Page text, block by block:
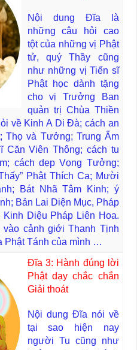
Nội dung Đĩa là
những câu hỏi cao
tột của những vị Phật
tử, quý Thầy cũng
như những vị Tiến sĩ
Phật học dành tặng
cho vị Trưởng Ban
quản trị Chùa Thiền
về Kinh A Di Đà; cách an
Thọ và Tưởng; Trung Ấm
Căn Viên Thông; cách tu
cách dẹp Vọng Tưởng;
Phật Thích Ca; Mười
Bát Nhã Tâm Kinh; ý
Bản Lai Diện Mục, Pháp
Diệu Pháp Liên Hoa.
cảnh giới Thanh Tịnh
Phật Tánh của mình …
Đĩa 3: Hành đúng lời
Phật dạy chắc chắn
Giải thoát
Nội dung Đĩa nói về
tại sao hiện nay
người Tu cũng như